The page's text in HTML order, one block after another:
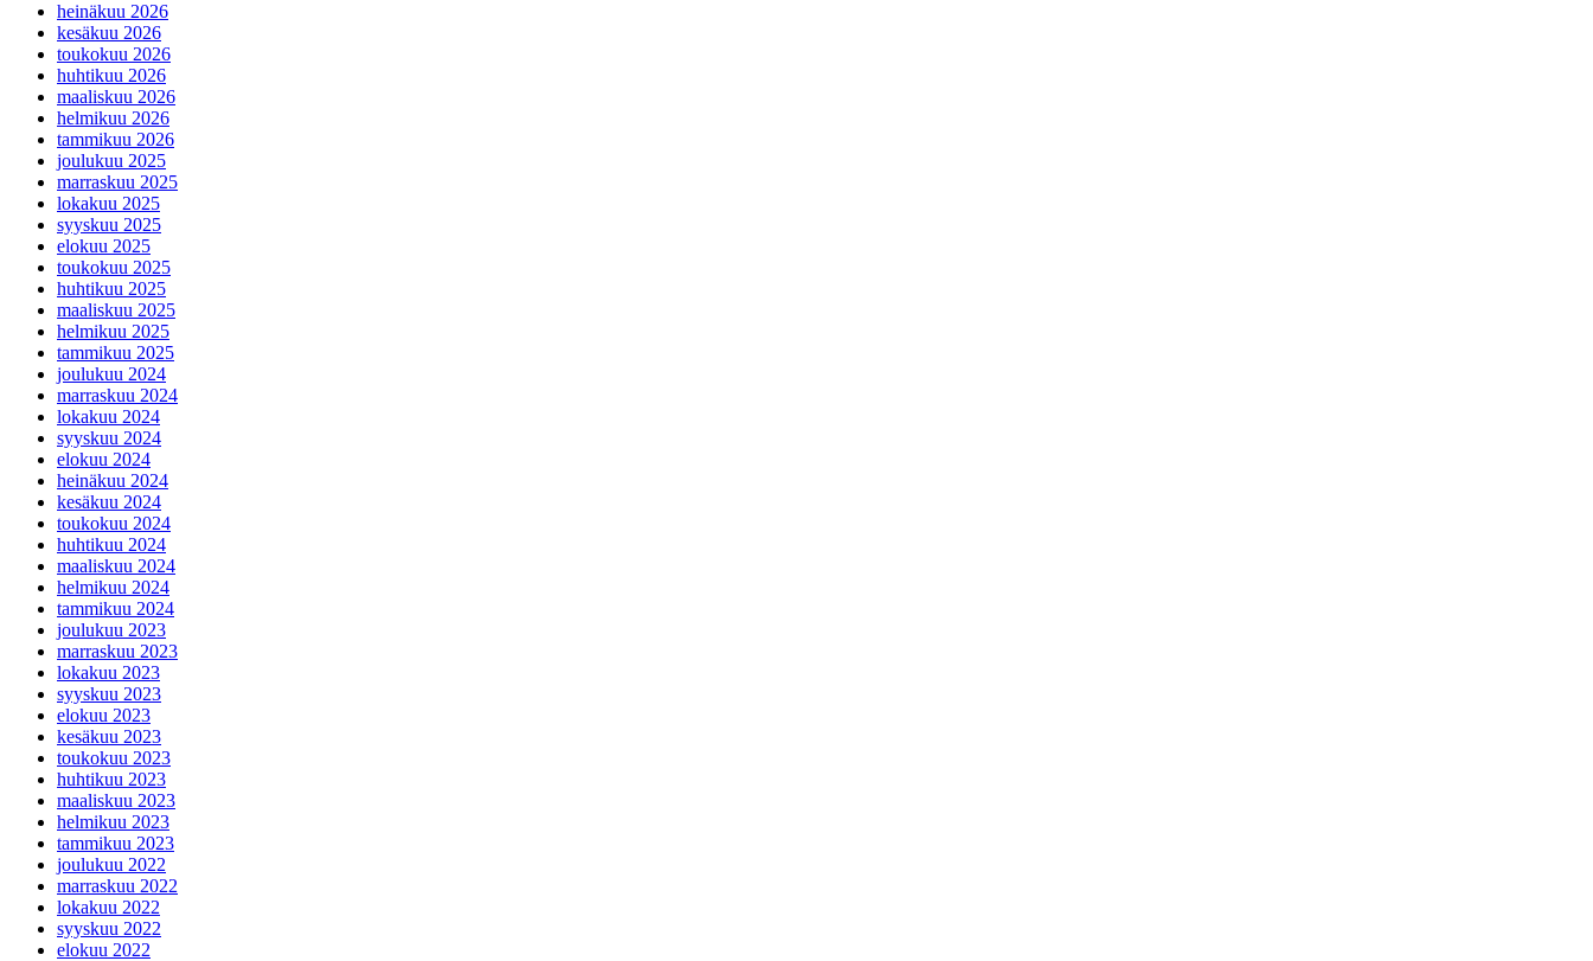
heinäkuu 2026
kesäkuu 2026
toukokuu 2026
huhtikuu 2026
maaliskuu 2026
helmikuu 2026
tammikuu 2026
joulukuu 2025
marraskuu 2025
lokakuu 2025
syyskuu 2025
elokuu 2025
toukokuu 2025
huhtikuu 2025
maaliskuu 2025
helmikuu 2025
tammikuu 2025
joulukuu 2024
marraskuu 2024
lokakuu 2024
syyskuu 2024
elokuu 2024
heinäkuu 2024
kesäkuu 2024
toukokuu 2024
huhtikuu 2024
maaliskuu 2024
helmikuu 2024
tammikuu 2024
joulukuu 2023
marraskuu 2023
lokakuu 2023
syyskuu 2023
elokuu 2023
kesäkuu 2023
toukokuu 2023
huhtikuu 2023
maaliskuu 2023
helmikuu 2023
tammikuu 2023
joulukuu 2022
marraskuu 2022
lokakuu 2022
syyskuu 2022
elokuu 2022